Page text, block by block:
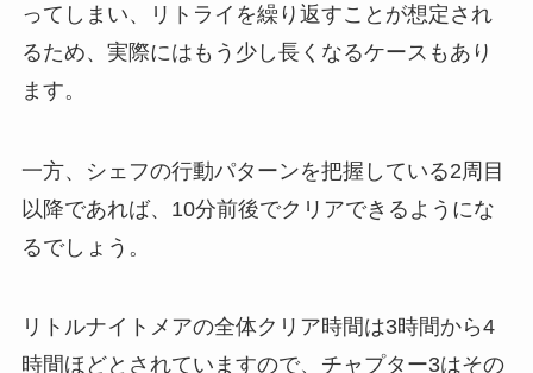
ってしまい、リトライを繰り返すことが想定され
るため、実際にはもう少し長くなるケースもあり
ます。
一方、シェフの行動パターンを把握している2周目
以降であれば、10分前後でクリアできるようにな
るでしょう。
リトルナイトメアの全体クリア時間は3時間から4
時間ほどとされていますので、チャプター3はその